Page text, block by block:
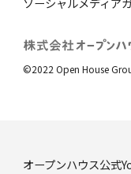
©2022 Open House
オープンハウス公式